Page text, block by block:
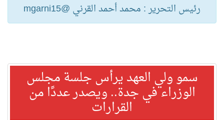
رئيس التحرير : محمد أحمد القرني @mgarni15
سمو ولي العهد يرأس جلسة مجلس
الوزراء في جدة.. ويصدر عددًا من
القرارات